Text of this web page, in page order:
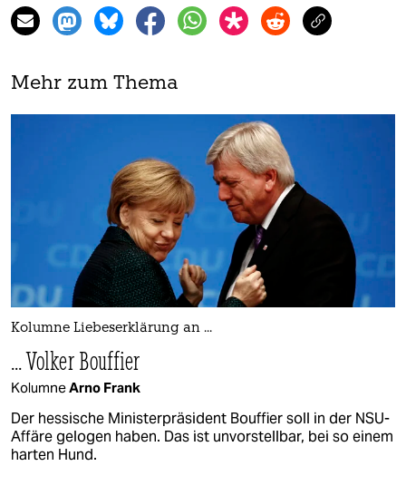
Mehr zum Thema
Kolumne Liebeserklärung an ...
... Volker Bouffier
KolumneArno Frank
Der hessische Ministerpräsident Bouffier soll in der NSU-
Affäre gelogen haben. Das ist unvorstellbar, bei so einem
harten Hund.